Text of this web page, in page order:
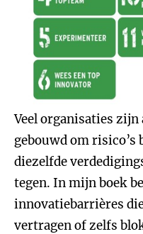
Veel organisaties
gebouwd om risico’s
diezelfde
tegen. In mijn boek
innovatiebarrières
vertragen of zelfs